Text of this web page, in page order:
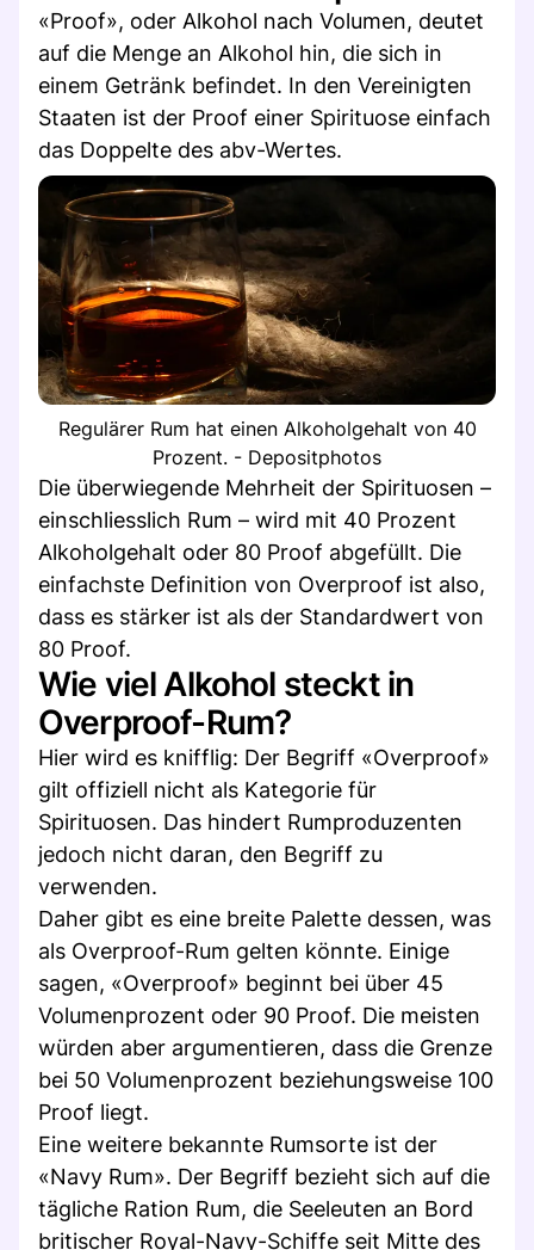
«Proof», oder Alkohol nach Volumen, deutet
auf die Menge an Alkohol hin, die sich in
einem Getränk befindet. In den Vereinigten
Staaten ist der Proof einer Spirituose einfach
das Doppelte des abv-Wertes.
Regulärer Rum hat einen Alkoholgehalt von 40
Prozent. - Depositphotos
Die überwiegende Mehrheit der Spirituosen –
einschliesslich Rum – wird mit 40 Prozent
Alkoholgehalt oder 80 Proof abgefüllt. Die
einfachste Definition von Overproof ist also,
dass es stärker ist als der Standardwert von
80 Proof.
Wie viel Alkohol steckt in
Overproof-Rum?
Hier wird es knifflig: Der Begriff «Overproof»
gilt offiziell nicht als Kategorie für
Spirituosen. Das hindert Rumproduzenten
jedoch nicht daran, den Begriff zu
verwenden.
Daher gibt es eine breite Palette dessen, was
als Overproof-Rum gelten könnte. Einige
sagen, «Overproof» beginnt bei über 45
Volumenprozent oder 90 Proof. Die meisten
würden aber argumentieren, dass die Grenze
bei 50 Volumenprozent beziehungsweise 100
Proof liegt.
Eine weitere bekannte Rumsorte ist der
«Navy Rum». Der Begriff bezieht sich auf die
tägliche Ration Rum, die Seeleuten an Bord
britischer Royal-Navy-Schiffe seit Mitte des